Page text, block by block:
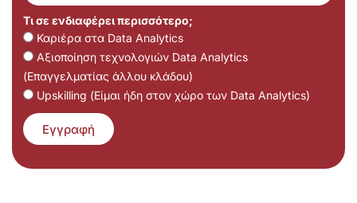
Τι σε ενδιαφέρει περισσότερο;
Καριέρα στα Data Analytics
Αξιοποίηση τεχνολογιών Data Analytics
(Επαγγελματίας άλλου κλάδου)
Upskilling (Είμαι ήδη στον χώρο των Data Analytics)
Εγγραφή